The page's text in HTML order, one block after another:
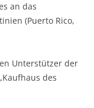
an das
(Puerto Rico,
Unterstützer der
des